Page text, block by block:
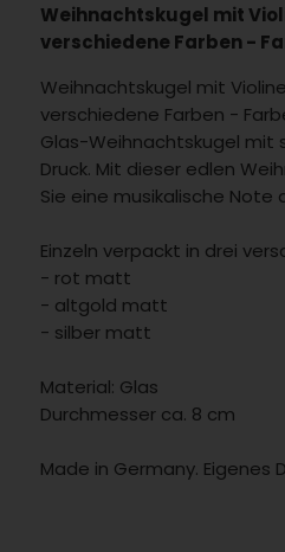
Weihnachtskugel mit
verschiedene Farben -
Weihnachtskugel mit
verschiedene Farben -
Glas-Weihnachtskugel mit
Druck. Mit dieser edlen
Sie eine musikalische Note
Einzeln verpackt in drei
- rot matt
- altgold matt
- silber matt
Material: Glas
Durchmesser ca. 8 cm
Made in Germany. Eigenes